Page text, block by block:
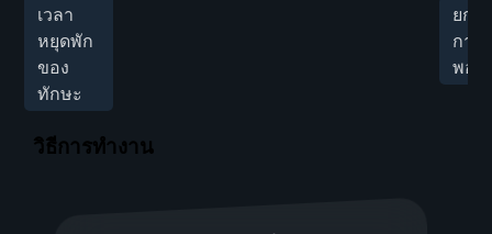
เวลา
หยุดพัก
ของ
ทักษะ
ยกเ
การ
พอร์
วิธีการทำงาน